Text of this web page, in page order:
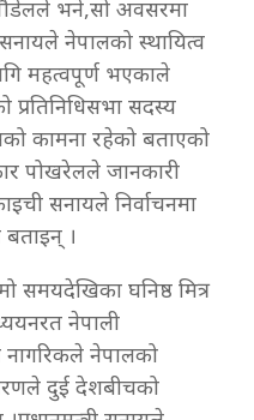
पौडेलले भने,सो अवसरमा
नेपालको स्थायित्व
महत्वपूर्ण भएकाले
सदस्य
कामना रहेको बताएको
पोखरेलले जानकारी
सनायले निर्वाचनमा
।
समयदेखिका घनिष्ठ मित्र
नेपाली
नागरिकले नेपालको
दुई देशबीचको